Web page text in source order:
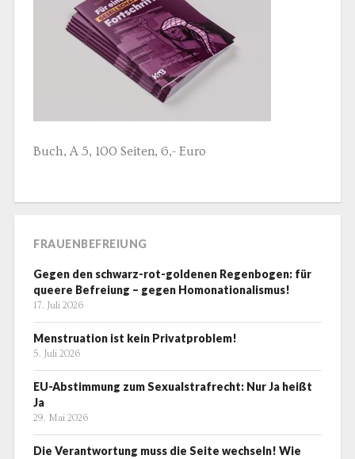
Buch, A 5, 100 Seiten, 6,- Euro
FRAUENBEFREIUNG
Gegen den schwarz-rot-goldenen Regenbogen: für
queere Befreiung – gegen Homonationalismus!
17. Juli 2026
Menstruation ist kein Privatproblem!
5. Juli 2026
EU-Abstimmung zum Sexualstrafrecht: Nur Ja heißt
Ja
29. Mai 2026
Die Verantwortung muss die Seite wechseln! Wie